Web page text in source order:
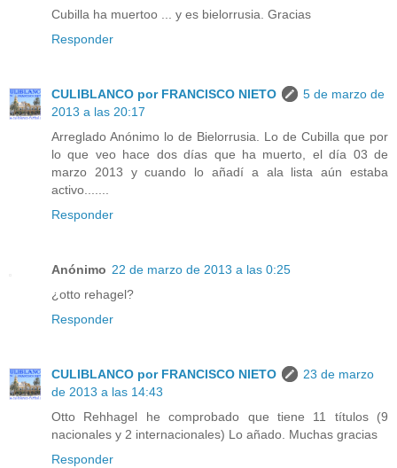
Cubilla ha muertoo ... y es bielorrusia. Gracias
Responder
CULIBLANCO por FRANCISCO NIETO
5 de marzo de
2013 a las 20:17
Arreglado Anónimo lo de Bielorrusia. Lo de Cubilla que por
lo que veo hace dos días que ha muerto, el día 03 de
marzo 2013 y cuando lo añadí a ala lista aún estaba
activo.......
Responder
Anónimo 22 de marzo de 2013 a las 0:25
¿otto rehagel?
Responder
CULIBLANCO por FRANCISCO NIETO
23 de marzo
de 2013 a las 14:43
Otto Rehhagel he comprobado que tiene 11 títulos (9
nacionales y 2 internacionales) Lo añado. Muchas gracias
Responder